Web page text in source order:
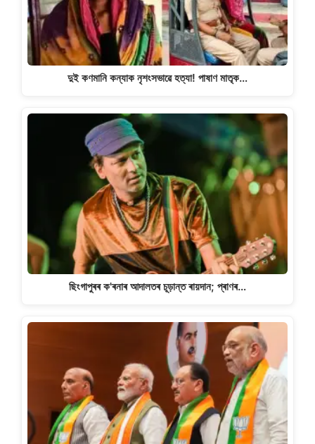
দুই কণমানি কন্যাক নৃশংসভাৱে হত্যা! পাষাণ মাতৃক…
ছিংগাপুৰৰ ক'ৰনাৰ আদালতৰ চূড়ান্ত ৰায়দান; প্ৰাণৰ…